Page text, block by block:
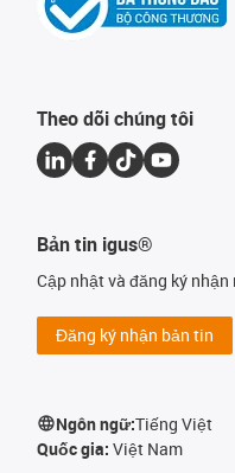
Theo dõi chúng tôi
Bản tin igus®
Cập nhật và đăng ký
Đăng ký nhận bản tin
Ngôn ngữ:Tiếng Việt
Quốc gia: Việt Nam